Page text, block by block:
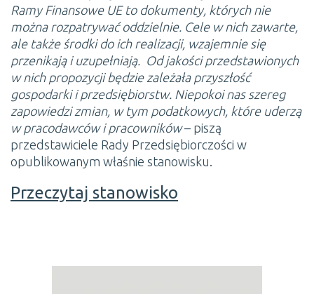
Ramy Finansowe UE to dokumenty, których nie
można rozpatrywać oddzielnie. Cele w nich zawarte,
ale także środki do ich realizacji, wzajemnie się
przenikają i uzupełniają. Od jakości przedstawionych
w nich propozycji będzie zależała przyszłość
gospodarki i przedsiębiorstw. Niepokoi nas szereg
zapowiedzi zmian, w tym podatkowych, które uderzą
w pracodawców i pracowników– piszą
przedstawiciele Rady Przedsiębiorczości w
opublikowanym właśnie stanowisku.
Przeczytaj stanowisko